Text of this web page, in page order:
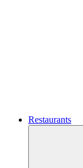
Restaurants